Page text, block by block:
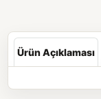
Ürün Açıklaması